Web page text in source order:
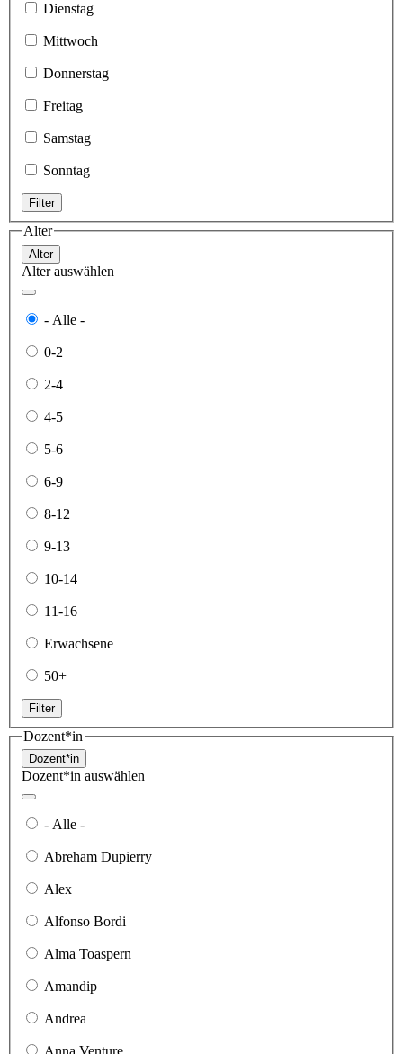
Dienstag
Mittwoch
Donnerstag
Freitag
Samstag
Sonntag
Filter
Alter
Alter
Alter auswählen
- Alle -
0-2
2-4
4-5
5-6
6-9
8-12
9-13
10-14
11-16
Erwachsene
50+
Filter
Dozent*in
Dozent*in
Dozent*in auswählen
- Alle -
Abreham Dupierry
Alex
Alfonso Bordi
Alma Toaspern
Amandip
Andrea